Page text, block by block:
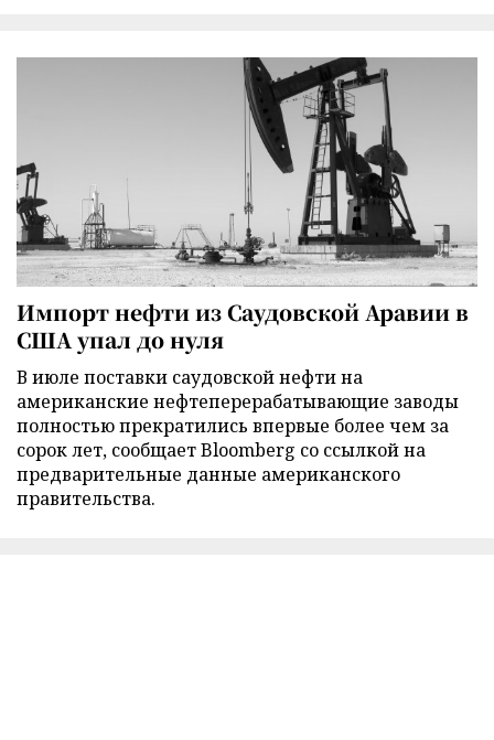
Импорт нефти из Саудовской Аравии в
США упал до нуля
В июле поставки саудовской нефти на
американские нефтеперерабатывающие заводы
полностью прекратились впервые более чем за
сорок лет, сообщает Bloomberg со ссылкой на
предварительные данные американского
правительства.